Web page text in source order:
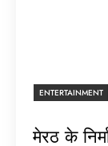
ENTERTAINMENT
मेरठ के